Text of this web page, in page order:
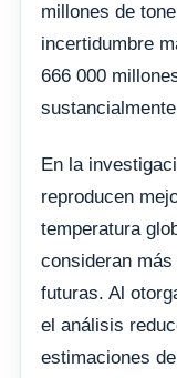
millones de
incertidumbre
666 000
En la
reproducen
temperatura
consideran
futuras. Al
el análisis
estimaciones